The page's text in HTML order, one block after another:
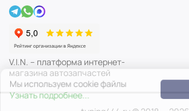
V.I.N. – платформа интернет-
магазина автозапчастей
Мы используем cookie файлы
Узнать подробнее...